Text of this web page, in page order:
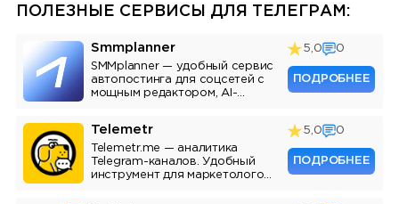
ПОЛЕЗНЫЕ СЕРВИСЫ ДЛЯ ТЕЛЕГРАМ:
Smmplanner
SMMplanner — удобный сервис
автопостинга для соцсетей с
мощным редактором, AI-
5,0 0
ПОДРОБНЕЕ
Telemetr
Telemetr.me — аналитика
Telegram-каналов. Удобный
инструмент для маркетологов,
5,0 0
ПОДРОБНЕЕ